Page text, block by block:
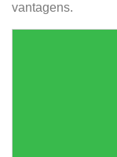
vantagens.